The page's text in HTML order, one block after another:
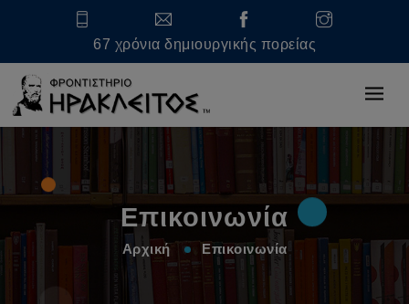
67 χρόνια δημιουργικής πορείας
Επικοινωνία
Αρχική Επικοινωνία